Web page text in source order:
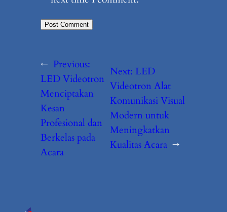
← Previous:
LED Videotron
Menciptakan
Kesan
Profesional dan
Berkelas pada
Acara
Next: LED
Videotron Alat
Komunikasi Visual
Modern untuk
Meningkatkan
Kualitas Acara →